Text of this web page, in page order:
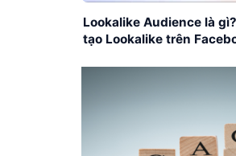
Lookalike Audience là
tạo Lookalike trên